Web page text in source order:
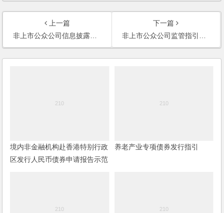
上一篇
非上市公众公司信息披露内容与格式准则第1号----公开转让说明书
下一篇
非上市公众公司监管指引第4号----股东人数超过200人的未上市股份有限公司申请行政许可有关问题的审核指引
境内非金融机构赴香港特别行政
区发行人民币债券申请报告示范
养老产业专项债券发行指引